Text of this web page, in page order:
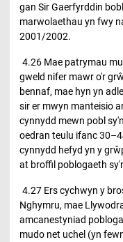
gan Sir Gaerfyrddin
marwolaethau yn fwy
2001/2002.
4.26 Mae patrymau
gweld nifer mawr o'r
bennaf, mae hyn yn
sir er mwyn manteisio
cynnydd mewn pobl
oedran teulu ifanc
cynnydd hefyd yn y
at broffil poblogaeth
4.27 Ers cychwyn y
Nghymru, mae
amcanestyniad
mudo net uchel (yn